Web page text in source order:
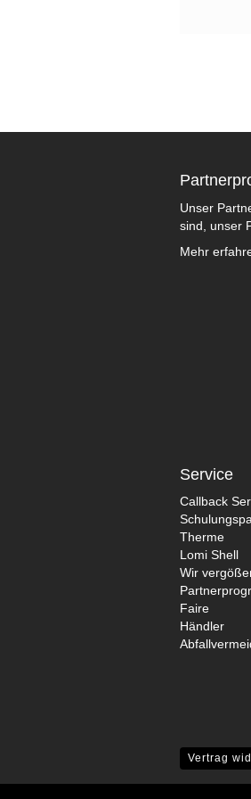
Unser
sind, unser
Mehr
Service
Callback
Therme
Lomi Shell
Wir
Faire
Händler
Vertrag